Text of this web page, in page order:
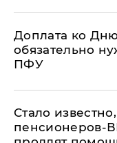
Доплата ко
обязательно
ПФУ
Стало
пенсионеров-